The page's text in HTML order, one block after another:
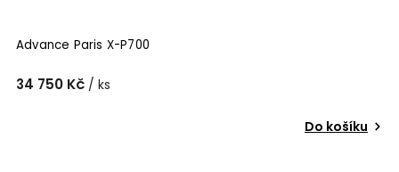
Advance Paris X-P700
34 750 Kč / ks
Do košíku